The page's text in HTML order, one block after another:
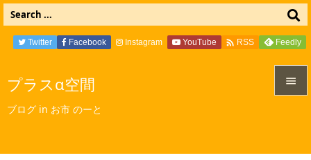
プラスα空間
ブログ in お市 のーと

Twitter Facebook Instagram YouTube  RSS Feedly